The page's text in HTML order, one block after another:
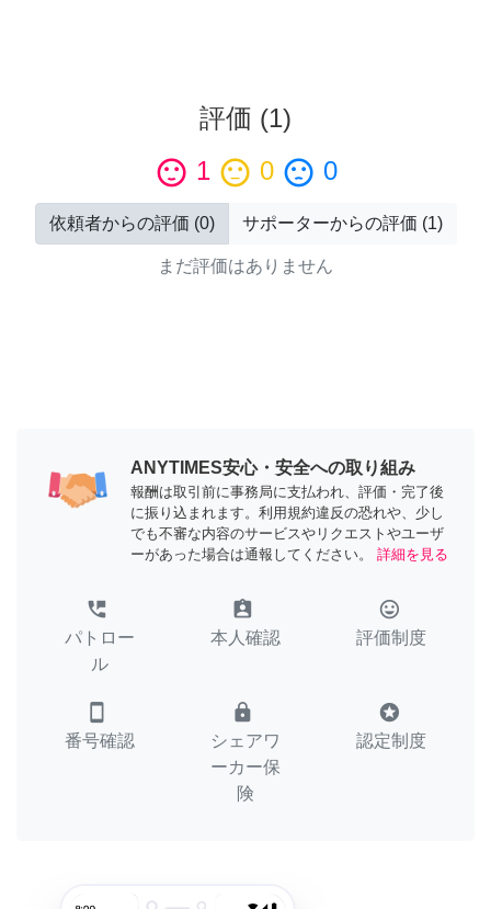
評価 (1)
sentiment_satisfied 1 sentiment_neutral 0 sentiment_dissatisfied 0
依頼者からの評価 (0) サポーターからの評価 (1)
まだ評価はありません
ANYTIMES安心・安全への取り組み
報酬は取引前に事務局に支払われ、評価・完了後
に振り込まれます。利用規約違反の恐れや、少し
でも不審な内容のサービスやリクエストやユーザ
ーがあった場合は通報してください。
詳細を見る
perm_phone_msg
パトロー
ル
assignment_ind
本人確認
tag_faces
評価制度
smartphone
番号確認
lock
シェアワ
ーカー保
険
stars
認定制度